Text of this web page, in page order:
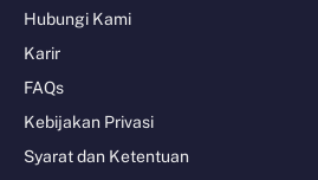
Hubungi Kami
Karir
FAQs
Kebijakan Privasi
Syarat dan Ketentuan